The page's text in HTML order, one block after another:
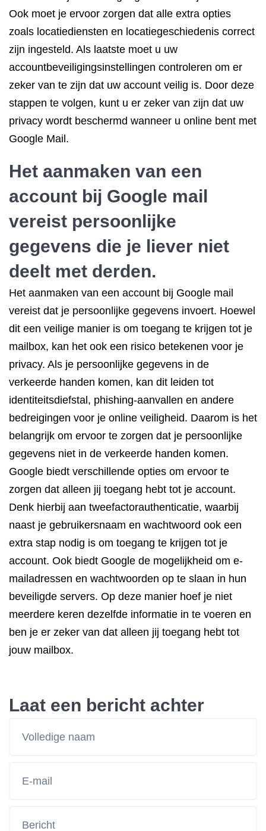
Ook moet je ervoor zorgen dat alle extra opties
zoals locatiediensten en locatiegeschiedenis correct
zijn ingesteld. Als laatste moet u uw
accountbeveiligingsinstellingen controleren om er
zeker van te zijn dat uw account veilig is. Door deze
stappen te volgen, kunt u er zeker van zijn dat uw
privacy wordt beschermd wanneer u online bent met
Google Mail.
Het aanmaken van een
account bij Google mail
vereist persoonlijke
gegevens die je liever niet
deelt met derden.
Het aanmaken van een account bij Google mail
vereist dat je persoonlijke gegevens invoert. Hoewel
dit een veilige manier is om toegang te krijgen tot je
mailbox, kan het ook een risico betekenen voor je
privacy. Als je persoonlijke gegevens in de
verkeerde handen komen, kan dit leiden tot
identiteitsdiefstal, phishing-aanvallen en andere
bedreigingen voor je online veiligheid. Daarom is het
belangrijk om ervoor te zorgen dat je persoonlijke
gegevens niet in de verkeerde handen komen.
Google biedt verschillende opties om ervoor te
zorgen dat alleen jij toegang hebt tot je account.
Denk hierbij aan tweefactorauthenticatie, waarbij
naast je gebruikersnaam en wachtwoord ook een
extra stap nodig is om toegang te krijgen tot je
account. Ook biedt Google de mogelijkheid om e-
mailadressen en wachtwoorden op te slaan in hun
beveiligde servers. Op deze manier hoef je niet
meerdere keren dezelfde informatie in te voeren en
ben je er zeker van dat alleen jij toegang hebt tot
jouw mailbox.
Laat een bericht achter